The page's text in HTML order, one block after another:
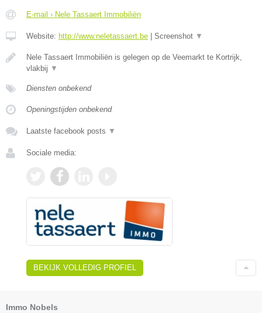
E-mail › Nele Tassaert Immobiliën
Website: http://www.neletassaert.be Screenshot ▼
Nele Tassaert Immobiliën is gelegen op de Veemarkt te Kortrijk,
vlakbij ▼
Diensten onbekend
Openingstijden onbekend
Laatste facebook posts ▼
Sociale media:
BEKIJK VOLLEDIG PROFIEL
Immo Nobels